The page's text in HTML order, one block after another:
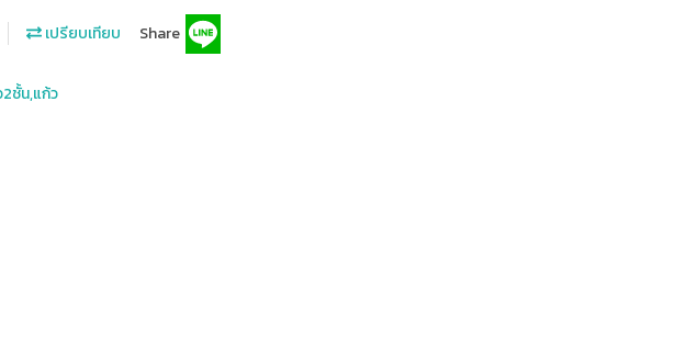
เปรียบเทียบ Share
ชั้น,แก้ว